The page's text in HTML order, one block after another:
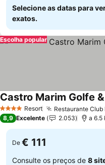
Selecione as datas para
exatos.
Escolha popular
4 EstrelasResort Restaurante Club
Castro Marim Golfe
8,9 Excelente 2.053 a 6.5
De € 111
Consulte os preços de 8